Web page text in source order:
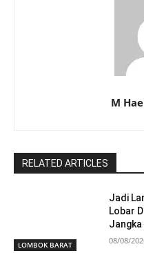
M
RELATED ARTICLES
LOMBOK BARAT
Jadi
Lobar
Jangka
08/08/